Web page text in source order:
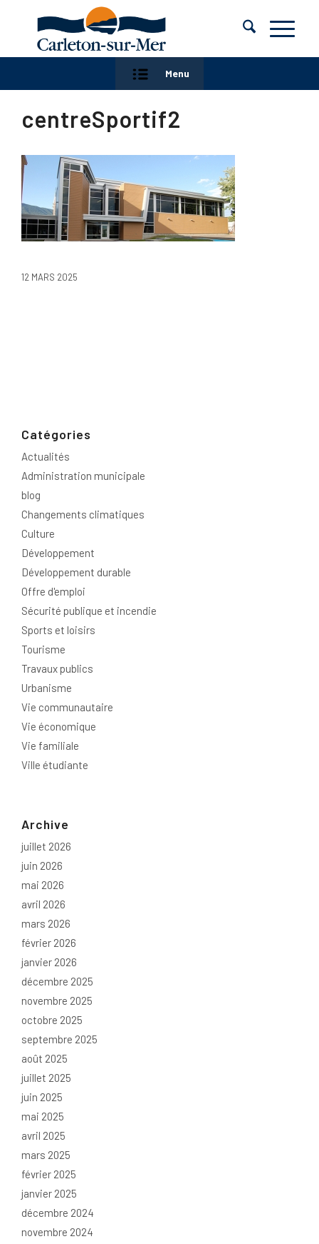
Menu
centreSportif2
12 MARS 2025
Catégories
Actualités
Administration municipale
blog
Changements climatiques
Culture
Développement
Développement durable
Offre d'emploi
Sécurité publique et incendie
Sports et loisirs
Tourisme
Travaux publics
Urbanisme
Vie communautaire
Vie économique
Vie familiale
Ville étudiante
Archive
juillet 2026
juin 2026
mai 2026
avril 2026
mars 2026
février 2026
janvier 2026
décembre 2025
novembre 2025
octobre 2025
septembre 2025
août 2025
juillet 2025
juin 2025
mai 2025
avril 2025
mars 2025
février 2025
janvier 2025
décembre 2024
novembre 2024